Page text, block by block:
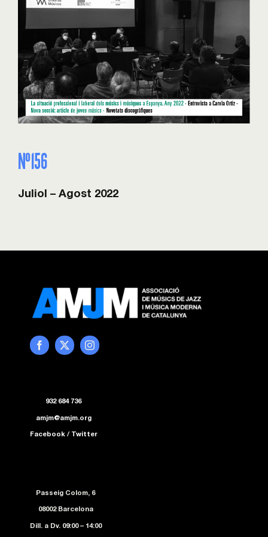
Nº156
Juliol – Agost 2022
932 684 736
amjm@amjm.org
Facebook/ Twitter
Passeig Colom, 6
08002 Barcelona
Dill. a Dv. 09:00 – 14:00